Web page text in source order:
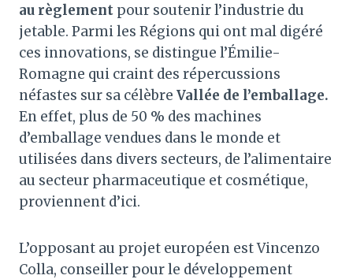
au règlement pour soutenir l’industrie du
jetable. Parmi les Régions qui ont mal digéré
ces innovations, se distingue l’Émilie-
Romagne qui craint des répercussions
néfastes sur sa célèbre Vallée de l’emballage.
En effet, plus de 50 % des machines
d’emballage vendues dans le monde et
utilisées dans divers secteurs, de l’alimentaire
au secteur pharmaceutique et cosmétique,
proviennent d’ici.
L’opposant au projet européen est Vincenzo
Colla, conseiller pour le développement